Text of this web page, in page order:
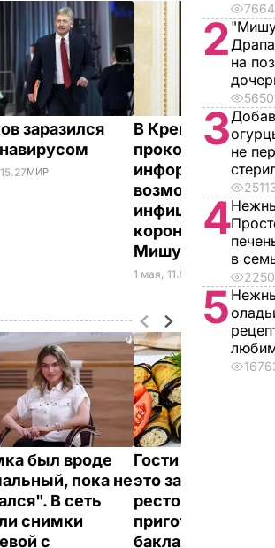
заразился
МИР
В Кремле
информацию о
возможной
коронавирусом
Мишустина
1 мая, 11.57
был вроде
пока не
В сеть
снимки
с
Гости думают, что
это закуска из
ресторана. Как
приготовить
баклажанные
2 на
3не
4
в
5